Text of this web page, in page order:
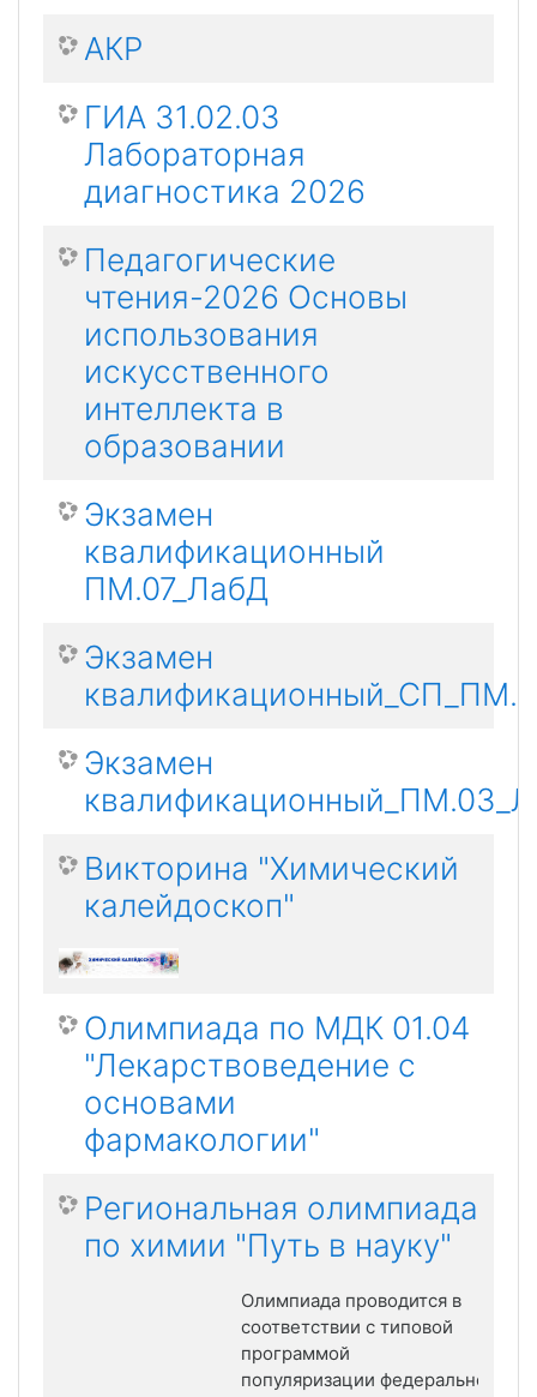
АКР
ГИА 31.02.03
Лабораторная
диагностика 2026
Педагогические
чтения-2026 Основы
использования
искусственного
интеллекта в
образовании
Экзамен
квалификационный
ПМ.07_ЛабД
Экзамен
Экзамен
Викторина "Химический
калейдоскоп"
Олимпиада по МДК 01.04
"Лекарствоведение с
основами
фармакологии"
Региональная олимпиада
по химии "Путь в науку"
Олимпиада проводится в
соответствии с типовой
программой
популяризации федерального